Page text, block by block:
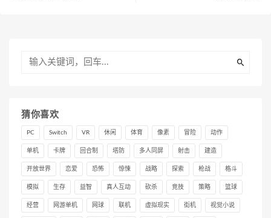
猜你喜欢
PC Switch VR 休闲 体育 像素 冒险 动作
单机 卡牌 回合制 塔防 多人同屏 射击 建造
开放世界 恋爱 恐怖 惊悚 战略 探索 枪战 格斗
模拟 生存 益智 真人互动 砍杀 竞技 策略 篮球
经营 网游单机 网球 联机 虚拟现实 街机 视觉小说